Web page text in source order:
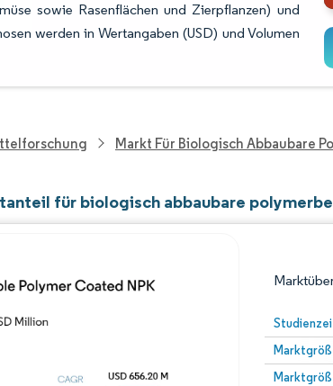
sowie Rasenflächen und Zierpflanzen) und
werden in Wertangaben (USD) und Volumen
Markt Für Biologisch Abbaubare
für biologisch abbaubare